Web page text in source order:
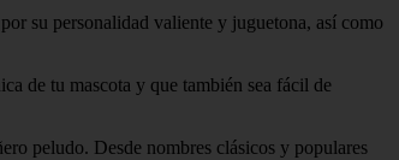
su personalidad valiente y juguetona, así como
de tu mascota y que también sea fácil de
peludo. Desde nombres clásicos y populares